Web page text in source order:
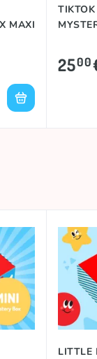
MAXI
2500
LITTLE